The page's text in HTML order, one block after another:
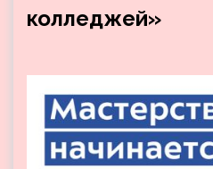
колледжей»